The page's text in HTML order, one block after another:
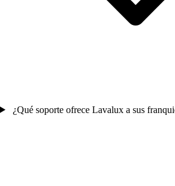
¿Qué soporte ofrece Lavalux a sus